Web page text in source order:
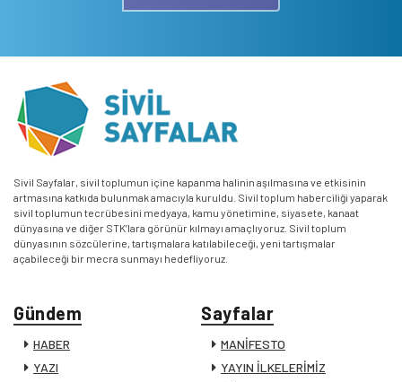
Sivil Sayfalar, sivil toplumun içine kapanma halinin aşılmasına ve etkisinin
artmasına katkıda bulunmak amacıyla kuruldu. Sivil toplum haberciliği yaparak
sivil toplumun tecrübesini medyaya, kamu yönetimine, siyasete, kanaat
dünyasına ve diğer STK’lara görünür kılmayı amaçlıyoruz. Sivil toplum
dünyasının sözcülerine, tartışmalara katılabileceği, yeni tartışmalar
açabileceği bir mecra sunmayı hedefliyoruz.
Gündem
HABER
YAZI
Sayfalar
MANİFESTO
YAYIN İLKELERİMİZ